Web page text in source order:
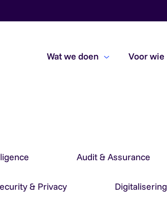
Wat we doen Voor wie
Audit & Assurance
& Privacy Digitalisering